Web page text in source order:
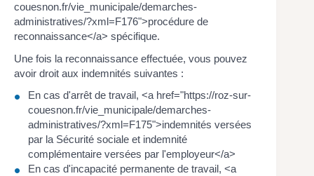
couesnon.fr/vie_municipale/demarches-
administratives/?xml=F176">procédure de
reconnaissance</a> spécifique.
Une fois la reconnaissance effectuée, vous pouvez
avoir droit aux indemnités suivantes :
En cas d'arrêt de travail, <a href="https://roz-sur-
couesnon.fr/vie_municipale/demarches-
administratives/?xml=F175">indemnités versées
par la Sécurité sociale et indemnité
complémentaire versées par l'employeur</a>
En cas d'incapacité permanente de travail, <a